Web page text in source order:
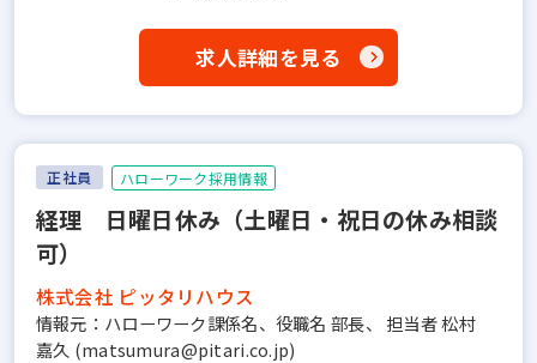
求人詳細を見る
正社員 ハローワーク採用情報
経理 日曜日休み（土曜日・祝日の休み相談
可）
株式会社 ピッタリハウス
情報元：ハローワーク課係名、役職名 部長、 担当者 松村
嘉久 (matsumura@pitari.co.jp)